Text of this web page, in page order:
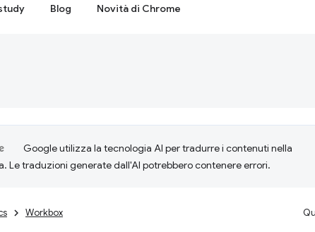
Blog Novità di Chrome
Google utilizza la tecnologia AI per tradurre i contenuti nella
Le traduzioni generate dall'AI potrebbero contenere errori.
Workbox